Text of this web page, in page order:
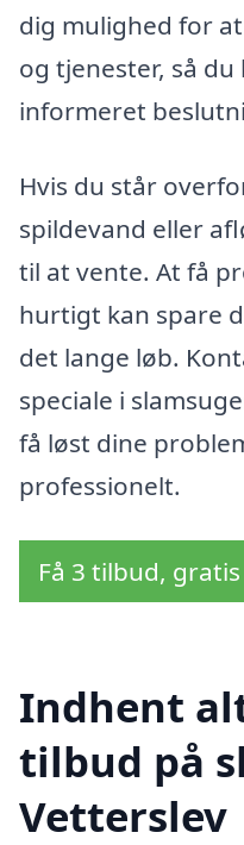
dig mulighed for
og tjenester, så
informeret
Hvis du står
spildevand eller
til at vente. At få
hurtigt kan spare
det lange løb.
speciale i
få løst dine
professionelt.
Få 3 tilbud,
Indhent
tilbud på
Vetterslev